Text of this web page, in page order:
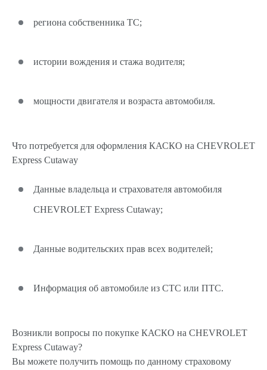
региона собственника ТС;
истории вождения и стажа водителя;
мощности двигателя и возраста автомобиля.
Что потребуется для оформления КАСКО на CHEVROLET
Express Cutaway
Данные владельца и страхователя автомобиля
CHEVROLET Express Cutaway;
Данные водительских прав всех водителей;
Информация об автомобиле из СТС или ПТС.
Возникли вопросы по покупке КАСКО на CHEVROLET
Express Cutaway?
Вы можете получить помощь по данному страховому